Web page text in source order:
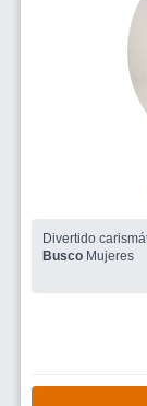
Divertido
Busco Mujeres